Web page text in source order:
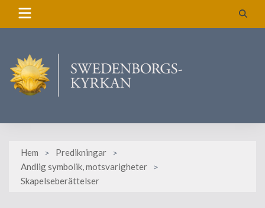
Hem
Predikningar
Andlig symbolik, motsvarigheter
Skapelseberättelser